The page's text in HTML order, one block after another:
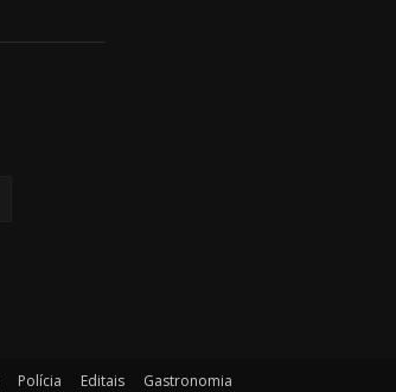
Polícia Editais Gastronomia